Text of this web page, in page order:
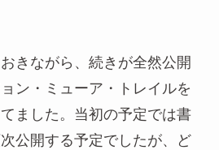
きながら、続きが全然公開
ン・ミューア・トレイルを
ました。当初の予定では書
公開する予定でしたが、ど